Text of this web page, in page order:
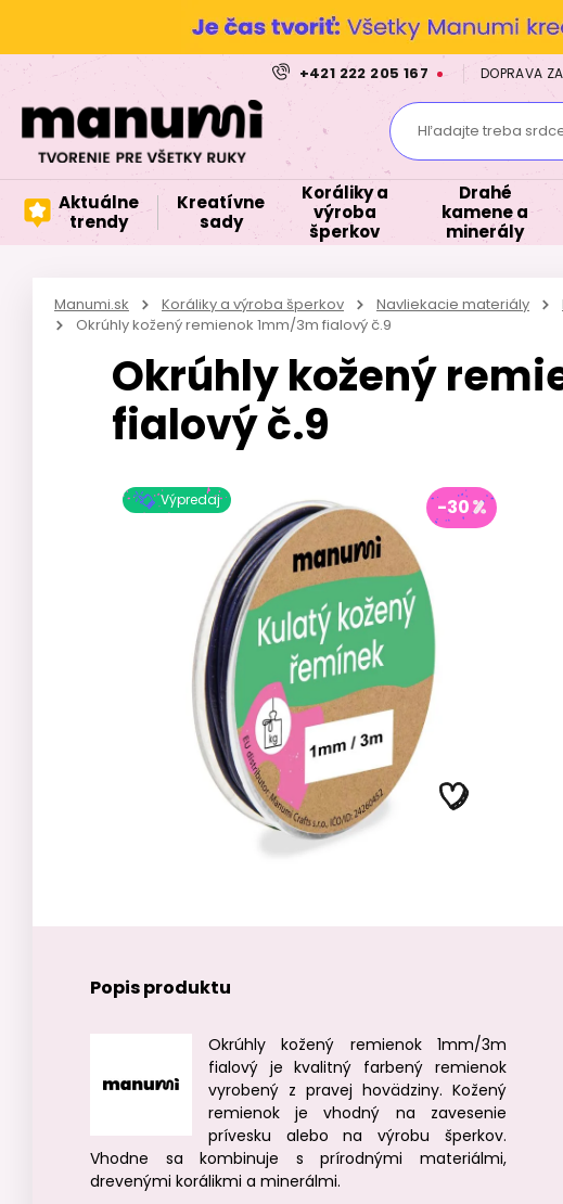
+421 222 205 167 DOPRAVA
Hľadajte treba
Aktuálne
trendy
Kreatívne
sady
Koráliky a
výroba
šperkov
Drahé
kamene a
minerály
Manumi.sk Koráliky a výroba šperkov Navliekacie materiály
Okrúhly kožený remienok 1mm/3m fialový č.9
Okrúhly kožený
fialový č.9
Výpredaj -30
Popis produktu
Okrúhly kožený remienok 1mm/3m
fialový je kvalitný farbený remienok
vyrobený z pravej hovädziny. Kožený
remienok je vhodný na zavesenie
prívesku alebo na výrobu šperkov.
Vhodne sa kombinuje s prírodnými materiálmi,
drevenými korálikmi a minerálmi.